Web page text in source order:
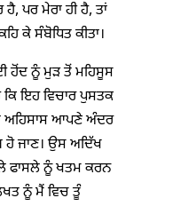
ਪਰ ਮੇਰਾ ਹੀ ਹੈ, ਤਾਂ
ਕੇ ਸੰਬੋਧਿਤ ਕੀਤਾ।
ਹੋਂਦ ਨੂੰ ਮੁੜ ਤੋਂ ਮਹਿਸੂਸ
ਇਹ ਵਿਚਾਰ ਪੁਸਤਕ
ਅਹਿਸਾਸ ਆਪਣੇ ਅੰਦਰ
ਹੋ ਜਾਣ। ਉਸ ਅਦਿੱਖ
ਫਾਸਲੇ ਨੂੰ ਖਤਮ ਕਰਨ
ਨੂੰ ਮੈਂ ਵਿਚ ਤੂੰ